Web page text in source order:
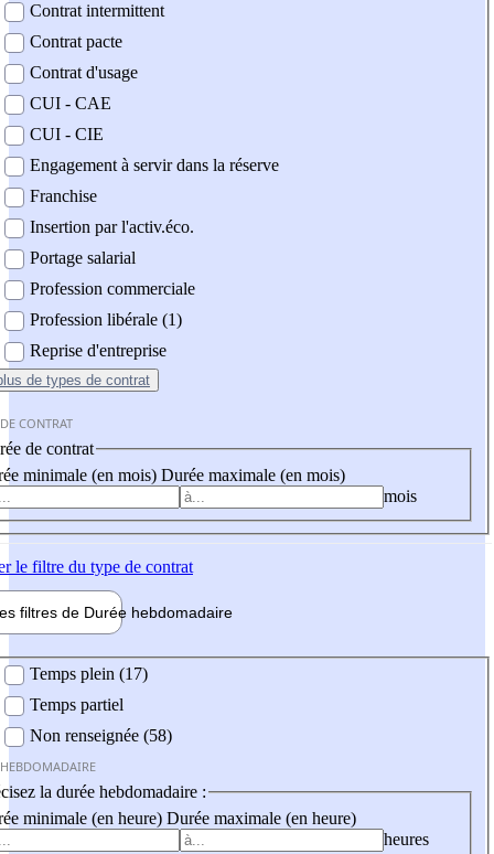
Contrat intermittent
Contrat pacte
Contrat d'usage
CUI - CAE
CUI - CIE
Engagement à servir dans la réserve
Franchise
Insertion par l'activ.éco.
Portage salarial
Profession commerciale
Profession libérale (1)
Reprise d'entreprise
de types de contrat
CONTRAT
de contrat
minimale (en mois) Durée maximale (en mois)
mois
le filtre du type de contrat
filtres de Durée hebdomadaire
Temps plein (17)
Temps partiel
Non renseignée (58)
la durée hebdomadaire :
minimale (en heure) Durée maximale (en heure)
heures